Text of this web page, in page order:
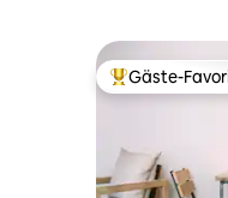
Beliebter
Gäste-